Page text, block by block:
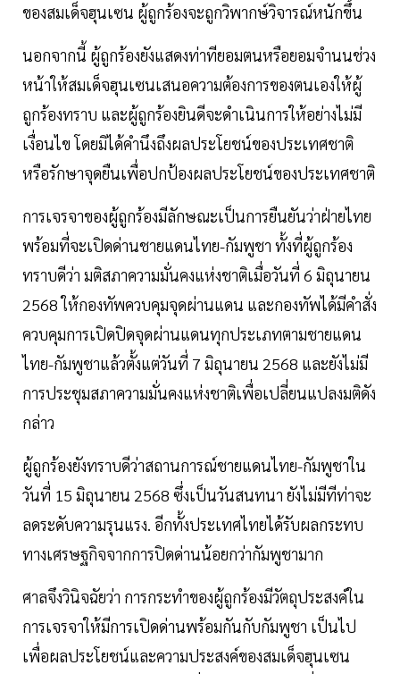
ของสมเด็จฮุนเซน ผู้ถูกร้องจะถูกวิพากษ์วิจารณ์หนักขึ้น
นอกจากนี้ ผู้ถูกร้องยังแสดงท่าทียอมตนหรือยอมจำนนช่วง
หน้าให้สมเด็จฮุนเซนเสนอความต้องการของตนเองให้ผู้
ถูกร้องทราบ และผู้ถูกร้องยินดีจะดำเนินการให้อย่างไม่มี
เงื่อนไข โดยมิได้คำนึงถึงผลประโยชน์ของประเทศชาติ
หรือรักษาจุดยืนเพื่อปกป้องผลประโยชน์ของประเทศชาติ
การเจรจาของผู้ถูกร้องมีลักษณะเป็นการยืนยันว่าฝ่ายไทย
พร้อมที่จะเปิดด่านชายแดนไทย-กัมพูชา ทั้งที่ผู้ถูกร้อง
ทราบดีว่า มติสภาความมั่นคงแห่งชาติเมื่อวันที่ 6 มิถุนายน
2568 ให้กองทัพควบคุมจุดผ่านแดน และกองทัพได้มีคำสั่ง
ควบคุมการเปิดปิดจุดผ่านแดนทุกประเภทตามชายแดน
ไทย-กัมพูชาแล้วตั้งแต่วันที่ 7 มิถุนายน 2568 และยังไม่มี
การประชุมสภาความมั่นคงแห่งชาติเพื่อเปลี่ยนแปลงมติดัง
กล่าว
ผู้ถูกร้องยังทราบดีว่าสถานการณ์ชายแดนไทย-กัมพูชาใน
วันที่ 15 มิถุนายน 2568 ซึ่งเป็นวันสนทนา ยังไม่มีทีท่าจะ
ลดระดับความรุนแรง. อีกทั้งประเทศไทยได้รับผลกระทบ
ทางเศรษฐกิจจากการปิดด่านน้อยกว่ากัมพูชามาก
ศาลจึงวินิจฉัยว่า การกระทำของผู้ถูกร้องมีวัตถุประสงค์ใน
การเจรจาให้มีการเปิดด่านพร้อมกันกับกัมพูชา เป็นไป
เพื่อผลประโยชน์และความประสงค์ของสมเด็จฮุนเซน